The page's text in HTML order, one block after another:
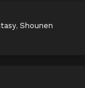
, Shounen